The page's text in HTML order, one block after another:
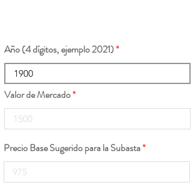
Año (4 dígitos, ejemplo 2021)
Valor de Mercado
Precio Base Sugerido para la Subasta